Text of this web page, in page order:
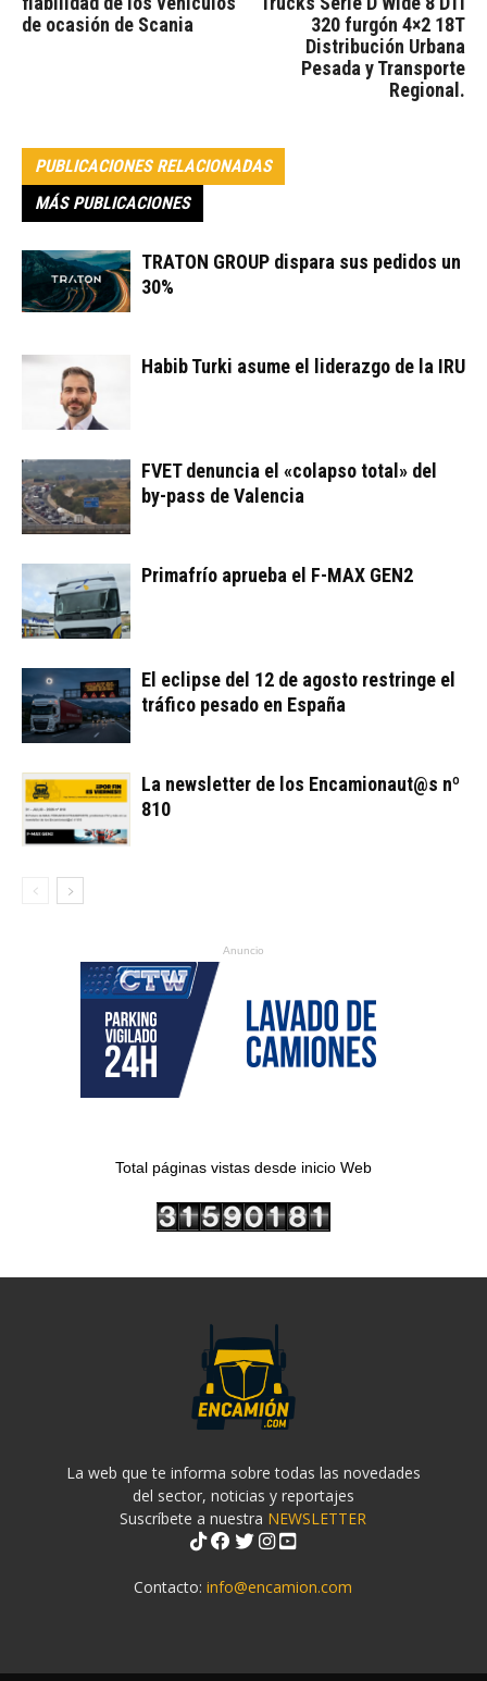
de ocasión de Scania
320 furgón 4×2 18T
Distribución Urbana
Pesada y Transporte
Regional.
PUBLICACIONES RELACIONADAS
MÁS PUBLICACIONES
TRATON GROUP dispara sus pedidos un
30%
Habib Turki asume el liderazgo de la IRU
FVET denuncia el «colapso total» del
by-pass de Valencia
Primafrío aprueba el F-MAX GEN2
El eclipse del 12 de agosto restringe el
tráfico pesado en España
La newsletter de los Encamionaut@s nº
810
Anuncio
Total páginas vistas desde inicio Web
La web que te informa sobre todas las novedades
del sector, noticias y reportajes
Suscríbete a nuestra NEWSLETTER
Contacto:info@encamion.com